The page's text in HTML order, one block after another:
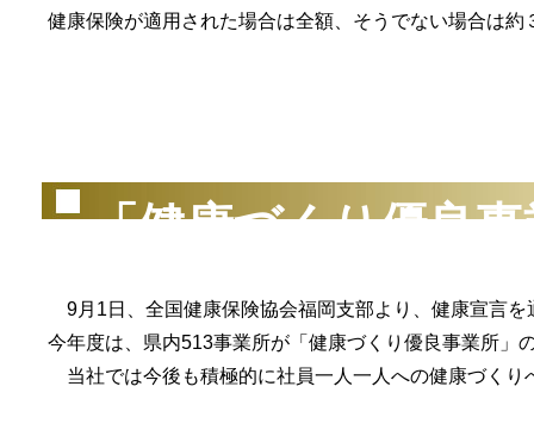
健康保険が適用された場合は全額、そうでない場合は
「健康づくり優良
9月1日、全国健康保険協会福岡支部より、健康宣言
今年度は、県内513事業所が「健康づくり優良事業所」
当社では今後も積極的に社員一人一人への健康づくり